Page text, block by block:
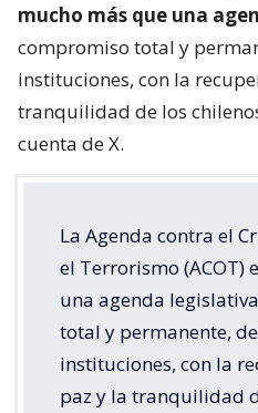
mucho más que una
compromiso total y
instituciones, con la
tranquilidad de los
cuenta de X.
La Agenda contra el
el Terrorismo (ACOT)
una agenda
total y permanente,
instituciones, con la
paz y la tranquilidad